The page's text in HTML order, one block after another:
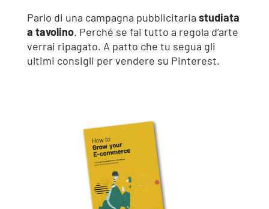
Parlo di una campagna pubblicitaria studiata
a tavolino. Perché se fai tutto a regola d’arte
verrai ripagato. A patto che tu segua gli
ultimi consigli per vendere su Pinterest.